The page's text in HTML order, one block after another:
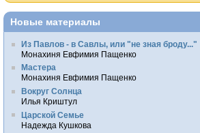
Новые материалы
Из Павлов - в Савлы, или "не зная броду..."
Монахиня Евфимия Пащенко
Мастера
Монахиня Евфимия Пащенко
Вокруг Солнца
Илья Криштул
Царской Семье
Надежда Кушкова